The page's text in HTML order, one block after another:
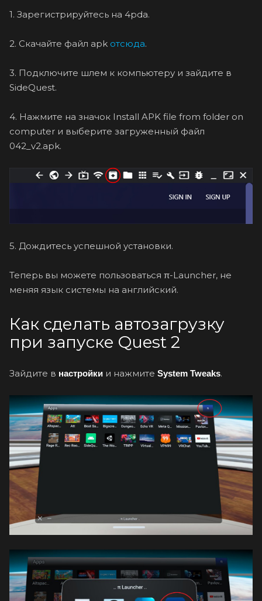
1. Зарегистрируйтесь на 4pda.
2. Скачайте файл apk отсюда.
3. Подключите шлем к компьютеру и зайдите в
SideQuest.
4. Нажмите на значок Install APK file from folder on
computer и выберите загруженный файл
042_v2.apk.
5. Дождитесь успешной установки.
Теперь вы можете пользоваться π-Launcher, не
меняя язык системы на английский.
Как сделать автозагрузку
при запуске Quest 2
Зайдите в настройки и нажмите System Tweaks.